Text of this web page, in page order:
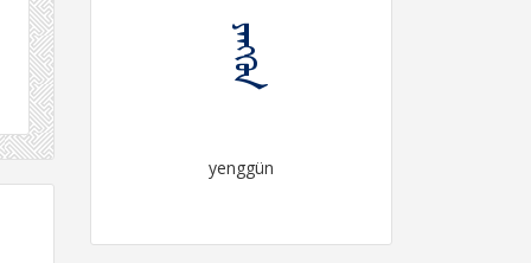
ᠶᠡᠩᠭᠦᠨ
yenggün